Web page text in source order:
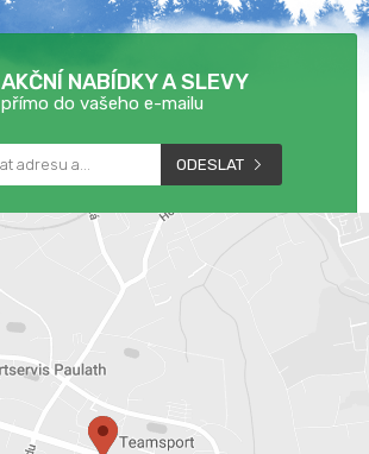
AKČNÍ NABÍDKY A SLEVY
přímo do vašeho e-mailu
ODESLAT